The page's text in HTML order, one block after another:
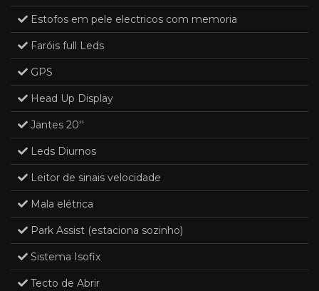
Estofos em pele electricos com memoria
Faróis full Leds
GPS
Head Up Display
Jantes 20''
Leds Diurnos
Leitor de sinais velocidade
Mala elétrica
Park Assist (estaciona sozinho)
Sistema Isofix
Tecto de Abrir